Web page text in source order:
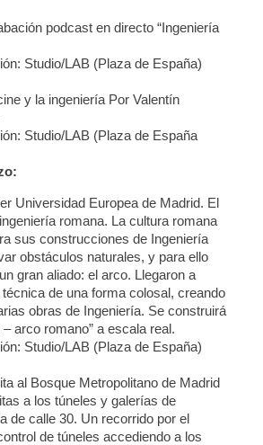
podcast en directo “Ingeniería
Studio/LAB (Plaza de España)
y la ingeniería Por Valentín
Studio/LAB (Plaza de España
Universidad Europea de Madrid. El
romana. La cultura romana
sus construcciones de Ingeniería
obstáculos naturales, y para ello
gran aliado: el arco. Llegaron a
de una forma colosal, creando
obras de Ingeniería. Se construirá
– arco romano” a escala real.
Studio/LAB (Plaza de España)
al Bosque Metropolitano de Madrid
a los túneles y galerías de
de calle 30. Un recorrido por el
de túneles accediendo a los